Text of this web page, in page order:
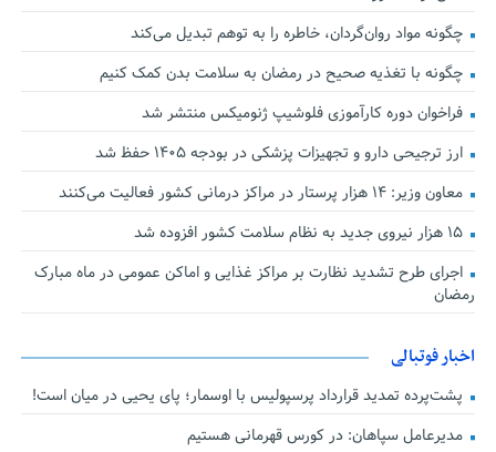
چگونه مواد روان‌گردان، خاطره را به توهم تبدیل می‌کند
چگونه با تغذیه صحیح در رمضان به سلامت بدن کمک کنیم
فراخوان دوره کارآموزی فلوشیپ ژنومیکس منتشر شد
ارز ترجیحی دارو و تجهیزات پزشکی در بودجه ۱۴۰۵ حفظ شد
معاون وزیر: ۱۴ هزار پرستار در مراکز درمانی کشور فعالیت می‌کنند
۱۵ هزار نیروی جدید به نظام سلامت کشور افزوده شد
اجرای طرح تشدید نظارت بر مراکز غذایی و اماکن عمومی در ماه مبارک
رمضان
اخبار فوتبالی
پشت‌پرده تمدید قرارداد پرسپولیس با اوسمار؛ پای یحیی در میان است!
مدیرعامل سپاهان: در کورس قهرمانی هستیم